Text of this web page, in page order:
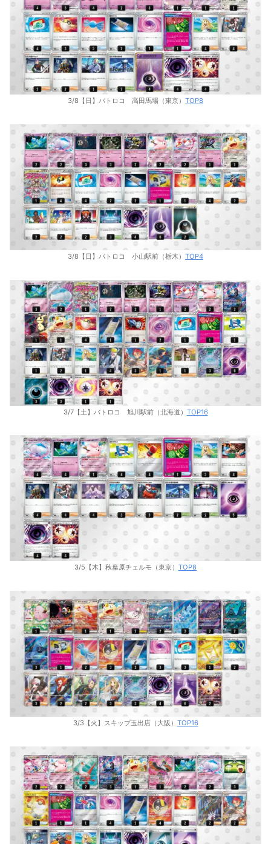
3/8【日】バトロコ 高田馬場（東京） TOP8
3/8【日】バトロコ 小山駅前（栃木） TOP4
3/7【土】バトロコ 旭川駅前（北海道） TOP16
3/5【木】秋葉原チェルモ（東京） TOP8
3/3【火】スキップ玉出店（大阪） TOP16